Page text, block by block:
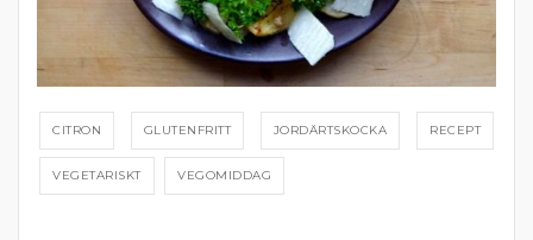
CITRON GLUTENFRITT JORDÄRTSKOCKA RECEPT
VEGETARISKT VEGOMIDDAG